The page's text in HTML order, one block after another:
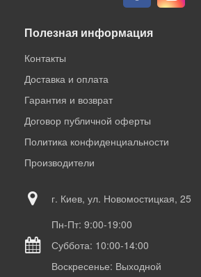
Полезная информация
Контакты
Доставка и оплата
Гарантия и возврат
Договор публичной оферты
Политика конфиденциальности
Производители
г. Киев, ул. Новомостицкая, 25
Пн-Пт: 9:00-19:00
Суббота: 10:00-14:00
Воскресенье: Выходной